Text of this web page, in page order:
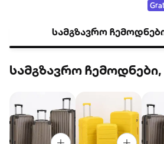
სამგზავრო
სამგზავრო